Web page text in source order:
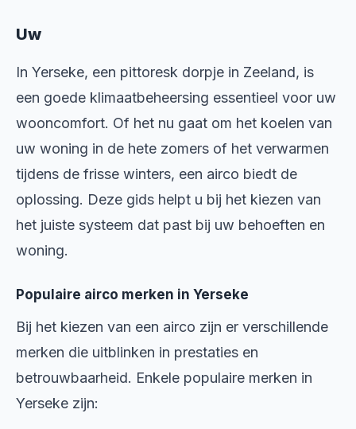
Uw
In Yerseke, een pittoresk dorpje in Zeeland, is
een goede klimaatbeheersing essentieel voor uw
wooncomfort. Of het nu gaat om het koelen van
uw woning in de hete zomers of het verwarmen
tijdens de frisse winters, een airco biedt de
oplossing. Deze gids helpt u bij het kiezen van
het juiste systeem dat past bij uw behoeften en
woning.
Populaire airco merken in Yerseke
Bij het kiezen van een airco zijn er verschillende
merken die uitblinken in prestaties en
betrouwbaarheid. Enkele populaire merken in
Yerseke zijn: